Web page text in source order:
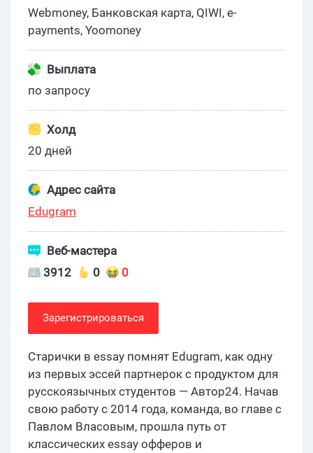
Webmoney, Банковская карта, QIWI, e-
payments, Yoomoney
Выплата
по запросу
Холд
20 дней
Адрес сайта
Edugram
Веб-мастера
3912
0 0
Зарегистрироваться
Старички в essay помнят Edugram, как одну
из первых эссей партнерок с продуктом для
русскоязычных студентов — Автор24. Начав
свою работу с 2014 года, команда, во главе с
Павлом Власовым, прошла путь от
классических essay офферов и